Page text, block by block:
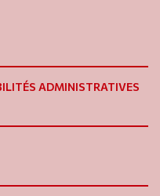
ADMINISTRATIVES